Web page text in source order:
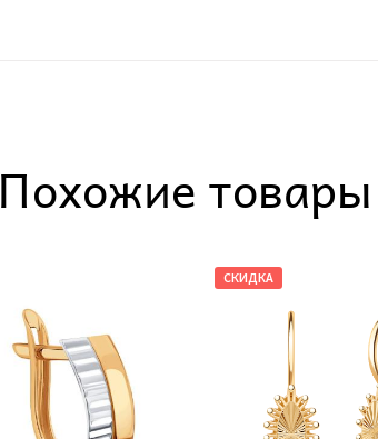
Похожие товары
СКИДКА